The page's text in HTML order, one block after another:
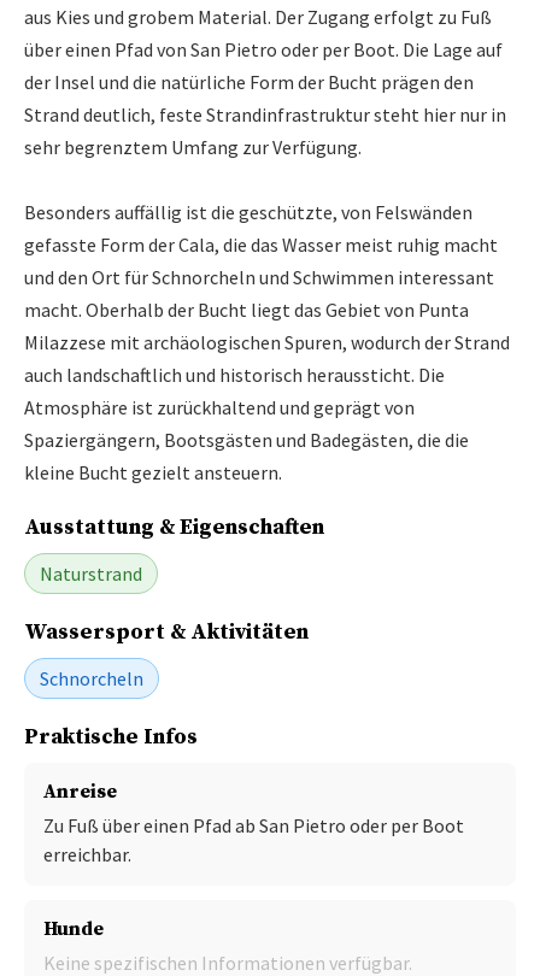
aus Kies und grobem Material. Der Zugang erfolgt zu Fuß
über einen Pfad von San Pietro oder per Boot. Die Lage auf
der Insel und die natürliche Form der Bucht prägen den
Strand deutlich, feste Strandinfrastruktur steht hier nur in
sehr begrenztem Umfang zur Verfügung.
Besonders auffällig ist die geschützte, von Felswänden
gefasste Form der Cala, die das Wasser meist ruhig macht
und den Ort für Schnorcheln und Schwimmen interessant
macht. Oberhalb der Bucht liegt das Gebiet von Punta
Milazzese mit archäologischen Spuren, wodurch der Strand
auch landschaftlich und historisch heraussticht. Die
Atmosphäre ist zurückhaltend und geprägt von
Spaziergängern, Bootsgästen und Badegästen, die die
kleine Bucht gezielt ansteuern.
Ausstattung & Eigenschaften
Naturstrand
Wassersport & Aktivitäten
Schnorcheln
Praktische Infos
Anreise
Zu Fuß über einen Pfad ab San Pietro oder per Boot
erreichbar.
Hunde
Keine spezifischen Informationen verfügbar.